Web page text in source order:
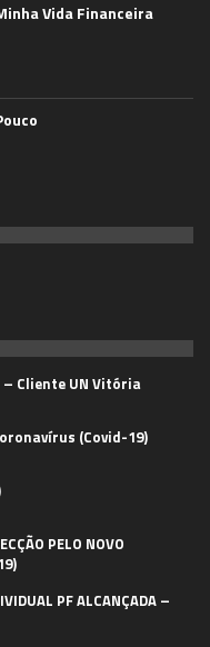
Vida Financeira
– Cliente UN Vitória
(Covid-19)
PELO NOVO
PF ALCANÇADA –